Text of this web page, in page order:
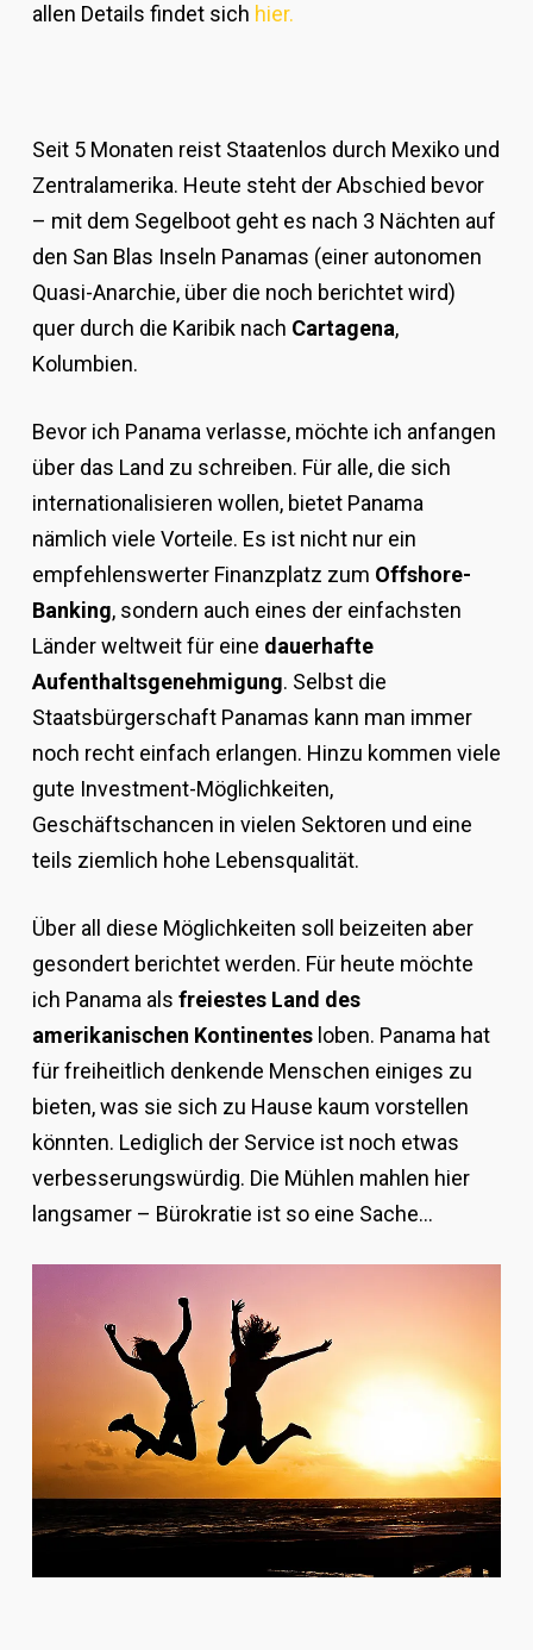
allen Details findet sich hier.
Seit 5 Monaten reist Staatenlos durch Mexiko und
Zentralamerika. Heute steht der Abschied bevor
– mit dem Segelboot geht es nach 3 Nächten auf
den San Blas Inseln Panamas (einer autonomen
Quasi-Anarchie, über die noch berichtet wird)
quer durch die Karibik nach Cartagena,
Kolumbien.
Bevor ich Panama verlasse, möchte ich anfangen
über das Land zu schreiben. Für alle, die sich
internationalisieren wollen, bietet Panama
nämlich viele Vorteile. Es ist nicht nur ein
empfehlenswerter Finanzplatz zum Offshore-
Banking, sondern auch eines der einfachsten
Länder weltweit für eine dauerhafte
Aufenthaltsgenehmigung. Selbst die
Staatsbürgerschaft Panamas kann man immer
noch recht einfach erlangen. Hinzu kommen viele
gute Investment-Möglichkeiten,
Geschäftschancen in vielen Sektoren und eine
teils ziemlich hohe Lebensqualität.
Über all diese Möglichkeiten soll beizeiten aber
gesondert berichtet werden. Für heute möchte
ich Panama als freiestes Land des
amerikanischen Kontinentesloben. Panama hat
für freiheitlich denkende Menschen einiges zu
bieten, was sie sich zu Hause kaum vorstellen
könnten. Lediglich der Service ist noch etwas
verbesserungswürdig. Die Mühlen mahlen hier
langsamer – Bürokratie ist so eine Sache…